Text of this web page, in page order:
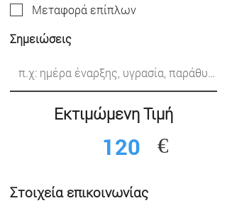
Mεταφορά επίπλων
Σημειώσεις
Εκτιμώμενη Τιμή
€
Στοιχεία επικοινωνίας